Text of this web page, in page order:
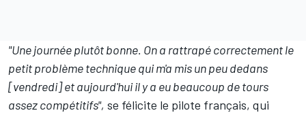
"Une journée plutôt bonne. On a rattrapé correctement le
petit problème technique qui m'a mis un peu dedans
[vendredi] et aujourd'hui il y a eu beaucoup de tours
assez compétitifs", se félicite le pilote français, qui